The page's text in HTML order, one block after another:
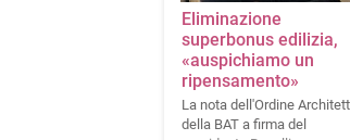
Eliminazione
superbonus edilizia,
«auspichiamo un
ripensamento»
La nota dell'Ordine
della BAT a firma del